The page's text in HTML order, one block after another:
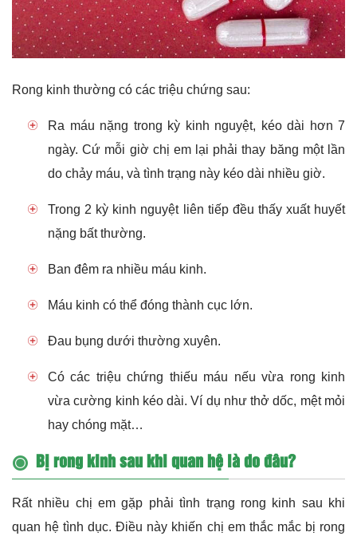
Rong kinh thường có các triệu chứng sau:
Ra máu nặng trong kỳ kinh nguyệt, kéo dài hơn 7
ngày. Cứ mỗi giờ chị em lại phải thay băng một lần
do chảy máu, và tình trạng này kéo dài nhiều giờ.
Trong 2 kỳ kinh nguyệt liên tiếp đều thấy xuất huyết
nặng bất thường.
Ban đêm ra nhiều máu kinh.
Máu kinh có thể đóng thành cục lớn.
Đau bụng dưới thường xuyên.
Có các triệu chứng thiếu máu nếu vừa rong kinh
vừa cường kinh kéo dài. Ví dụ như thở dốc, mệt mỏi
hay chóng mặt…
Bị rong kinh sau khi quan hệ là do đâu?
Rất nhiều chị em gặp phải tình trạng rong kinh sau khi
quan hệ tình dục. Điều này khiến chị em thắc mắc bị rong